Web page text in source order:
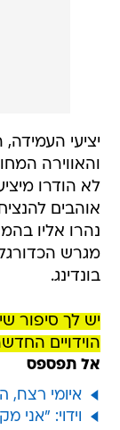
יציעי
והאווירה
לא הודרו
אוהבים
נהרו אליו
מגרש
בונדינג.
יש לך סיפור
הוידויים
אל תפספס
איומי רצח,
וידוי: